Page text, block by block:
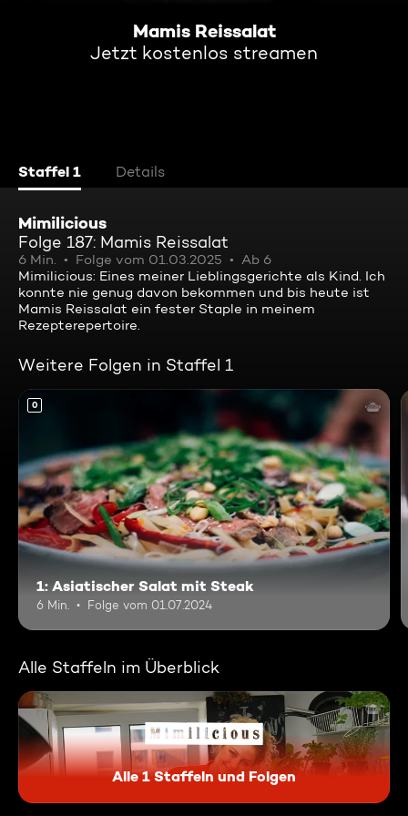
Mamis Reissalat
Jetzt kostenlos streamen
Staffel 1 Details
Mimilicious
Folge 187: Mamis Reissalat
6 Min. Folge vom 01.03.2025
Ab 6
Mimilicious: Eines meiner Lieblingsgerichte als Kind. Ich
konnte nie genug davon bekommen und bis heute ist
Mamis Reissalat ein fester Staple in meinem
Rezepterepertoire.
Weitere Folgen in Staffel 1
0
1: Asiatischer Salat mit Steak
6 Min. Folge vom 01.07.2024
Alle Staffeln im Überblick
Alle 1 Staffeln und Folgen